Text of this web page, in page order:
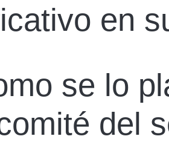
en
se lo
del